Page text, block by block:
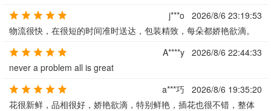
j***o
2026/8/6 23:19:53
物流很快，在很短的时间准时送达，包装精致，每朵都娇艳欲滴。
A****y
2026/8/6 22:44:33
never a problem all is great
a***巧
2026/8/6 19:35:20
花很新鲜，品相很好，娇艳欲滴，特别鲜艳，插花也很不错，整体